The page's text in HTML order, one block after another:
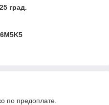
град.
по предоплате.